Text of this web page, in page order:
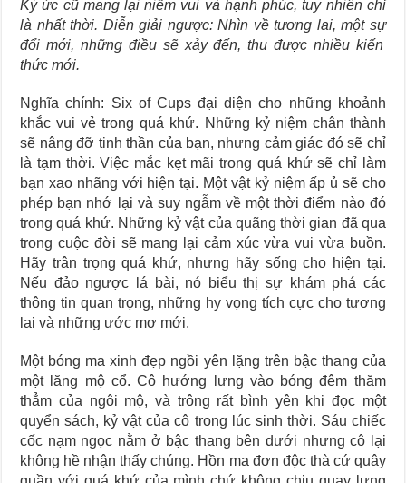
Ký ức cũ mang lại niềm vui và hạnh phúc, tuy nhiênchỉ
là nhất thời. Diễn giải ngược: Nhìn về tương lai, mộtsự
đổi mới, những điều sẽ xảy đến,thu được nhiều kiến
thức mới.
Nghĩa chính: Six of Cups đại diện cho những khoảnh
khắc vui vẻ trong quá khứ. Những kỷ niệm chân thành
sẽ nâng đỡ tinh thần của bạn, nhưng cảm giác đó sẽ chỉ
là tạm thời. Việc mắc kẹt mãi trong quá khứ sẽ chỉ làm
bạn xao nhãng với hiện tại. Một vật kỷ niệm ấp ủ sẽ cho
phép bạn nhớ lại và suy ngẫm về một thời điểm nào đó
trong quá khứ. Những kỷ vật của quãng thời gian đã qua
trong cuộc đời sẽ mang lại cảm xúc vừa vui vừa buồn.
Hãy trân trọng quá khứ, nhưng hãy sống cho hiện tại.
Nếu đảo ngược lá bài, nó biểu thị sự khám phá các
thông tin quan trọng, những hy vọng tích cực cho tương
lai và những ước mơ mới.
Một bóng ma xinh đẹp ngồi yên lặng trên bậc thang của
một lăng mộ cổ. Cô hướng lưng vào bóng đêm thăm
thẳm của ngôi mộ, và trông rất bình yên khi đọc một
quyển sách, kỷ vật của cô trong lúc sinh thời. Sáu chiếc
cốc nạm ngọc nằm ở bậc thang bên dưới nhưng cô lại
không hề nhận thấy chúng. Hồn ma đơn độc thà cứ quây